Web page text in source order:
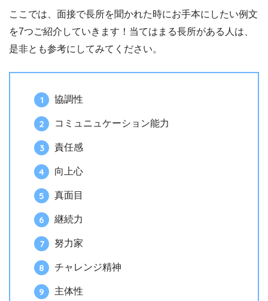
ここでは、面接で長所を聞かれた時にお手本にしたい例文
を7つご紹介していきます！当てはまる長所がある人は、
是非とも参考にしてみてください。
協調性
コミュニュケーション能力
責任感
向上心
真面目
継続力
努力家
チャレンジ精神
主体性